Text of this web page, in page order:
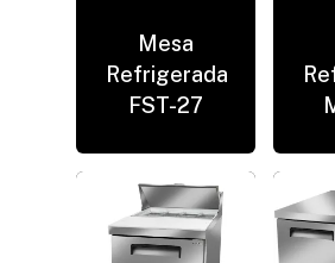
No hay productos
Go to shop
Mesa
Refrigerada
FST-27